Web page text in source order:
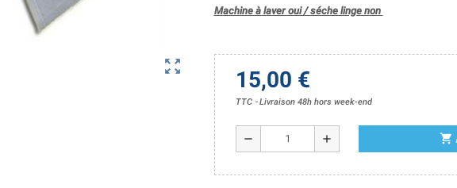
zoom_out_map
Machine à laver oui / séche linge non
15,00 €
TTC Livraison 48h hors week-end
remove add shopping_cart